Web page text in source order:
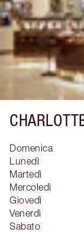
Domenica
Lunedì
Martedì
Mercoledì
Giovedì
Venerdì
Sabato